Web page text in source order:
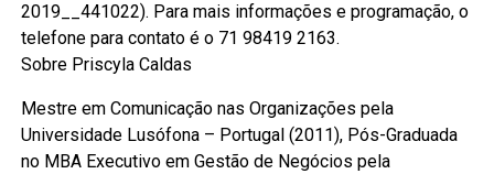
2019__441022). Para mais informações e programação, o
telefone para contato é o 71 98419 2163.
Sobre Priscyla Caldas
Mestre em Comunicação nas Organizações pela
Universidade Lusófona – Portugal (2011), Pós-Graduada
no MBA Executivo em Gestão de Negócios pela